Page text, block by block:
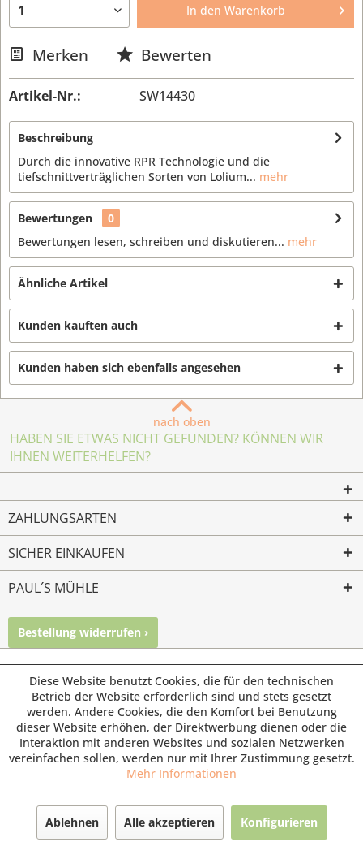
In den Warenkorb
Merken Bewerten
Artikel-Nr.: SW14430
Beschreibung
Durch die innovative RPR Technologie und die
tiefschnittverträglichen Sorten von Lolium... mehr
Bewertungen
0
Bewertungen lesen, schreiben und diskutieren... mehr
Ähnliche Artikel
Kunden kauften auch
Kunden haben sich ebenfalls angesehen
nach oben
HABEN SIE ETWAS NICHT GEFUNDEN? KÖNNEN WIR
IHNEN WEITERHELFEN?
ZAHLUNGSARTEN
SICHER EINKAUFEN
PAUL´S MÜHLE
Bestellung widerrufen ›
© Paul's Mühle | Inhaber: Christof Paul e.K. | Westring 2 |
45659 Recklinghausen
Fax: 02361 -28831 | E-Mail: info@pauls-muehle.de
Diese Website benutzt Cookies, die für den technischen
Betrieb der Website erforderlich sind und stets gesetzt
werden. Andere Cookies, die den Komfort bei Benutzung
dieser Website erhöhen, der Direktwerbung dienen oder die
Interaktion mit anderen Websites und sozialen Netzwerken
vereinfachen sollen, werden nur mit Ihrer Zustimmung gesetzt.
Mehr Informationen
Ablehnen Alle akzeptieren Konfigurieren